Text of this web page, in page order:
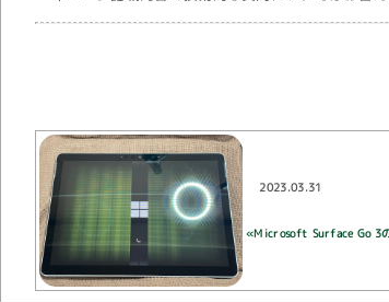
2023.03.31
«Microsoft Surface Go 3の